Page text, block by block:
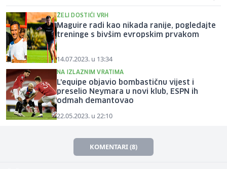
ŽELI DOSTIĆI VRH
Maguire radi kao nikada ranije, pogledajte
treninge s bivšim evropskim prvakom
14.07.2023. u 13:34
NA IZLAZNIM VRATIMA
L'equipe objavio bombastičnu vijest i
preselio Neymara u novi klub, ESPN ih
odmah demantovao
22.05.2023. u 22:10
KOMENTARI (8)